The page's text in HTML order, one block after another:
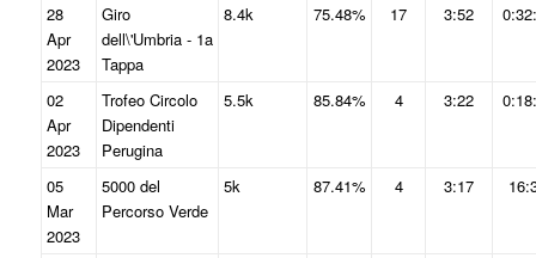
28
Apr
2023
Giro
dell\'Umbria - 1a
Tappa
8.4k 75.48% 17 3:52
02
Apr
2023
Trofeo Circolo
Dipendenti
Perugina
5.5k 85.84% 4 3:22
05
Mar
2023
5000 del
Percorso Verde
5k 87.41% 4 3:17